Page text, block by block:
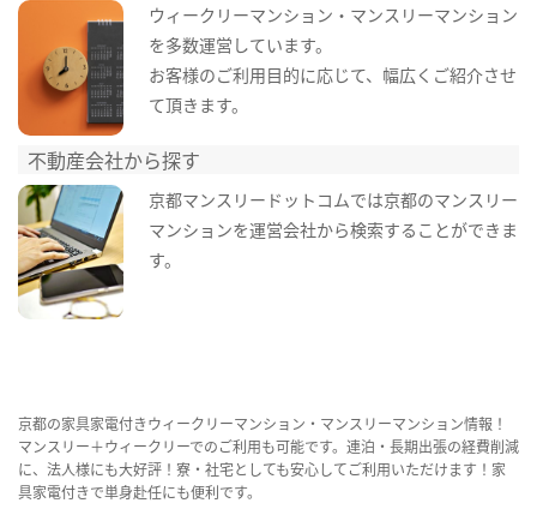
ウィークリーマンション・マンスリーマンション
を多数運営しています。
お客様のご利用目的に応じて、幅広くご紹介させ
て頂きます。
不動産会社から探す
京都マンスリードットコムでは京都のマンスリー
マンションを運営会社から検索することができま
す。
京都の家具家電付きウィークリーマンション・マンスリーマンション情報！
マンスリー＋ウィークリーでのご利用も可能です。連泊・長期出張の経費削減
に、法人様にも大好評！寮・社宅としても安心してご利用いただけます！家
具家電付きで単身赴任にも便利です。